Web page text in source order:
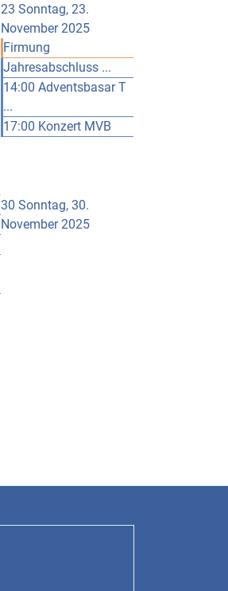
23 Sonntag, 23.
November 2025
Firmung
Jahresabschluss ...
14:00 Adventsbasar T
...
17:00 Konzert MVB
30 Sonntag, 30.
November 2025